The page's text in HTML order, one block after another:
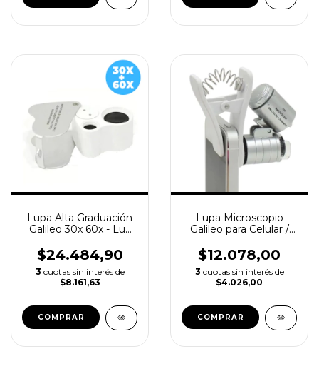
Lupa Alta Graduación
Galileo 30x 60x - Luz
$24.484,90
3 cuotas sin interés de
$8.161,63
Lupa Microscopio
Galileo para Celular /
$12.078,00
3 cuotas sin interés de
$4.026,00